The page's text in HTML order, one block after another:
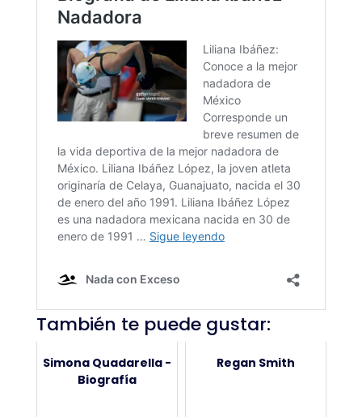
También te puede gustar:
Simona Quadarella -
Biografía
Regan Smith